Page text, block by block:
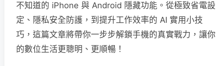
不知道的 iPhone 與 Android 隱藏功能。從極致省電設
定、隱私安全防護，到提升工作效率的 AI 實用小技
巧，這篇文章將帶你一步步解鎖手機的真實戰力，讓你
的數位生活更聰明、更順暢！